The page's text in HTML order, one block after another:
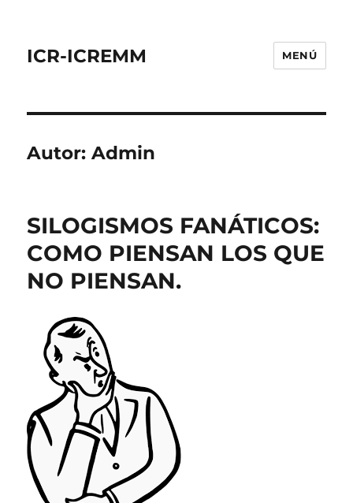
ICR-ICREMM MENÚ
Autor:Admin
SILOGISMOS FANÁTICOS:
COMO PIENSAN LOS QUE
NO PIENSAN.